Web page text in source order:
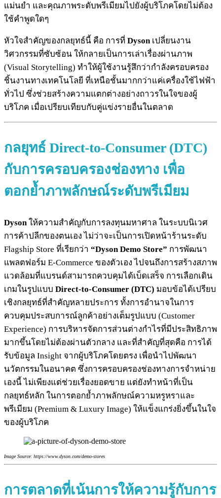
แม่นยำ และคุณภาพระดับพรีเมียมไปยังผู้บริโภคโดยไม่ต้อง
ใช้คำพูดใดๆ
หัวใจสำคัญของกลยุทธ์นี้ คือ การที่ Dysonเปลี่ยนงาน
วิศวกรรมที่ซับซ้อน ให้กลายเป็นการเล่าเรื่องผ่านภาพ
(Visual Storytelling) ทำให้ผู้ใช้งานรู้สึกว่ากำลังครอบครอง
ชิ้นงานทางเทคโนโลยี ที่เหนือชั้นมากกว่าแค่เครื่องใช้ไฟฟ้า
ทั่วไป ซึ่งช่วยสร้างความแตกต่างอย่างถาวรในใจของผู้
บริโภค เมื่อเปรียบเทียบกับคู่แข่งรายอื่นในตลาด
กลยุทธ์ Direct-to-Consumer (DTC)
กับการครอบครองช่องทาง เพื่อ
ตอกย้ำภาพลักษณ์ระดับพรีเมียม
Dysonให้ความสำคัญกับการลงทุนมหาศาล ในระบบนิเวศ
การค้าปลีกของตนเอง ไม่ว่าจะเป็นการเปิดหน้าร้านระดับ
Flagship Store ที่เรียกว่า “Dyson Demo Store” การพัฒนา
แพลตฟอร์ม E-Commerce ของตัวเอง ไปจนถึงการสร้างสภาพ
แวดล้อมที่แบรนด์สามารถควบคุมได้เบ็ดเสร็จ การเลือกเดิน
เกมในรูปแบบ Direct-to-Consumer (DTC) มอบข้อได้เปรียบ
เชิงกลยุทธ์ที่สำคัญหลายประการ ทั้งการอำนาจในการ
ควบคุมประสบการณ์ลูกค้าอย่างเต็มรูปแบบ (Customer
Experience) การบริหารจัดการส่วนต่างกำไรที่มีประสิทธิภาพ
มากขึ้นโดยไม่ต้องผ่านตัวกลาง และที่สำคัญที่สุดคือ การได้
รับข้อมูล Insight จากผู้บริโภคโดยตรง เพื่อนำไปพัฒนา
นวัตกรรมในอนาคต ซึ่งการครอบครองช่องทางการจำหน่าย
เองนี้ ไม่เพียงแต่ช่วยเรื่องยอดขาย แต่ยังทำหน้าที่เป็น
กลยุทธ์หลัก ในการตอกย้ำภาพลักษณ์ความหรูหราและ
พรีเมียม (Premium & Luxury Image) ให้แข็งแกร่งยิ่งขึ้นในใจ
ของผู้บริโภค
Image Source: https://www.dyson.com/demo-stores
การตลาดที่เน้นการให้ความรู้กับการ